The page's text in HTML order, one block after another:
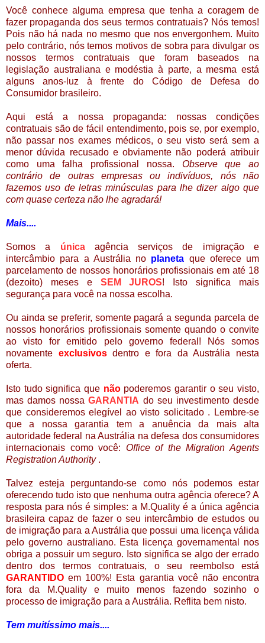
Você conhece alguma empresa que tenha a coragem de
fazer propaganda dos seus termos contratuais? Nós temos!
Pois não há nada no mesmo que nos envergonhem. Muito
pelo contrário, nós temos motivos de sobra para divulgar os
nossos termos contratuais que foram baseados na
legislação australiana e modéstia à parte, a mesma está
alguns anos-luz à frente do Código de Defesa do
Consumidor brasileiro.
Aqui está a nossa propaganda: nossas condições
contratuais são de fácil entendimento, pois se, por exemplo,
não passar nos exames médicos, o seu visto será sem a
menor dúvida recusado e obviamente não poderá atribuir
como uma falha profissional nossa. Observe que ao
contrário de outras empresas ou indivíduos, nós não
fazemos uso de letras minúsculas para lhe dizer algo que
com quase certeza não lhe agradará!
Mais....
Somos a únicaagência serviços de imigração e
intercâmbio para a Austrália no planeta que oferece um
parcelamento de nossos honorários profissionais em até 18
(dezoito) meses e SEM JUROS! Isto significa mais
segurança para você na nossa escolha.
Ou ainda se preferir, somente pagará a segunda parcela de
nossos honorários profissionais somente quando o convite
ao visto for emitido pelo governo federal! Nós somos
novamente exclusivosdentro e fora da Austrália nesta
oferta.
Isto tudo significa que nãopoderemos garantir o seu visto,
mas damos nossaGARANTIA do seu investimento desde
que consideremos elegível ao visto solicitado . Lembre-se
que a nossa garantia tem a anuência da mais alta
autoridade federal na Austrália na defesa dos consumidores
internacionais como você: Office of the Migration Agents
Registration Authority.
Talvez esteja perguntando-se como nós podemos estar
oferecendo tudo isto que nenhuma outra agência oferece? A
resposta para nós é simples: a M.Quality é a única agência
brasileira capaz de fazer o seu intercâmbio de estudos ou
de imigração para a Austrália que possui uma licença válida
pelo governo australiano. Esta licença governamental nos
obriga a possuir um seguro. Isto significa se algo der errado
dentro dos termos contratuais, o seu reembolso está
GARANTIDO em 100%! Esta garantia você não encontra
fora da M.Quality e muito menos fazendo sozinho o
processo de imigração para a Austrália. Reflita bem nisto.
Tem muitíssimo mais....